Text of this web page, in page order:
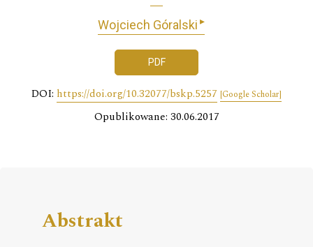
Wojciech Góralski ▸
PDF
DOI: https://doi.org/10.32077/bskp.5257 [Google Scholar]
Opublikowane: 30.06.2017
Abstrakt